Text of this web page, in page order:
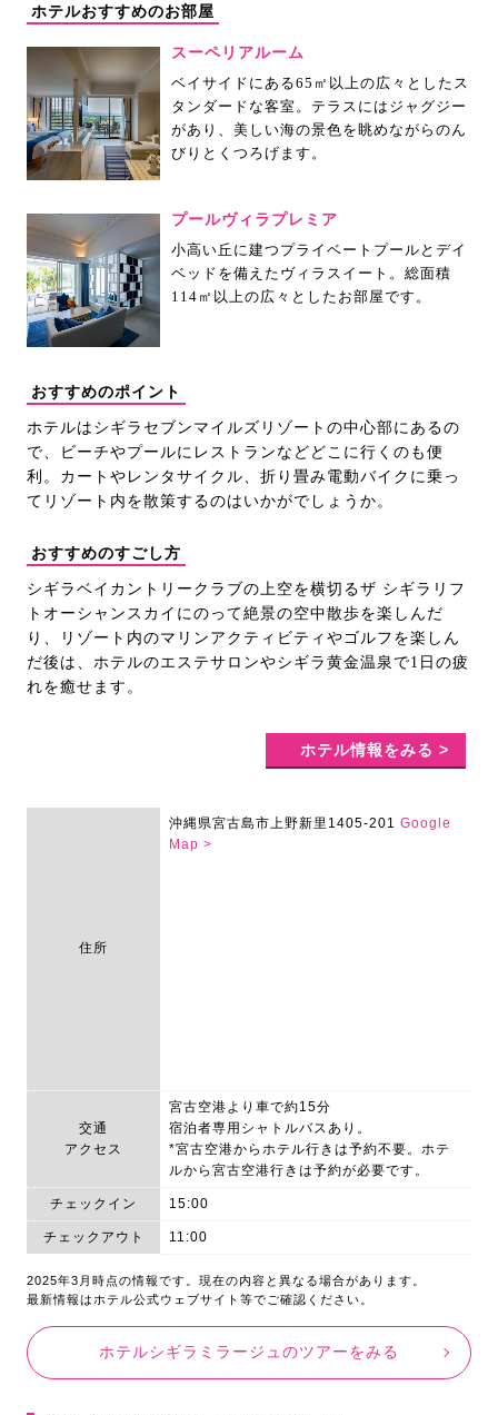
ホテルおすすめのお部屋
スーペリアルーム
ベイサイドにある65㎡以上の広々としたス
タンダードな客室。テラスにはジャグジー
があり、美しい海の景色を眺めながらのん
びりとくつろげます。
プールヴィラプレミア
小高い丘に建つプライベートプールとデイ
ベッドを備えたヴィラスイート。総面積
114㎡以上の広々としたお部屋です。
おすすめのポイント
ホテルはシギラセブンマイルズリゾートの中心部にあるの
で、ビーチやプールにレストランなどどこに行くのも便
利。カートやレンタサイクル、折り畳み電動バイクに乗っ
てリゾート内を散策するのはいかがでしょうか。
おすすめのすごし方
シギラベイカントリークラブの上空を横切るザ シギラリフ
トオーシャンスカイにのって絶景の空中散歩を楽しんだ
り、リゾート内のマリンアクティビティやゴルフを楽しん
だ後は、ホテルのエステサロンやシギラ黄金温泉で1日の疲
れを癒せます。
ホテル情報をみる >
住所
沖縄県宮古島市上野新里1405-201 Google
Map >
交通
アクセス
宮古空港より車で約15分
宿泊者専用シャトルバスあり。
*宮古空港からホテル行きは予約不要。ホテ
ルから宮古空港行きは予約が必要です。
チェックイン 15:00
チェックアウト 11:00
2025年3月時点の情報です。現在の内容と異なる場合があります。
最新情報はホテル公式ウェブサイト等でご確認ください。
ホテルシギラミラージュのツアーをみる